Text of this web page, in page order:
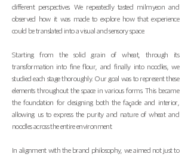
different perspectives. We repeatedly tasted milmyeon and
observed how it was made to explore how that experience
could be translated into a visual and sensory space.
Starting from the solid grain of wheat, through its
transformation into fine flour, and finally into noodles, we
studied each stage thoroughly. Our goal was to represent these
elements throughout the space in various forms. This became
the foundation for designing both the façade and interior,
allowing us to express the purity and nature of wheat and
noodles across the entire environment.
In alignment with the brand philosophy, we aimed not just to